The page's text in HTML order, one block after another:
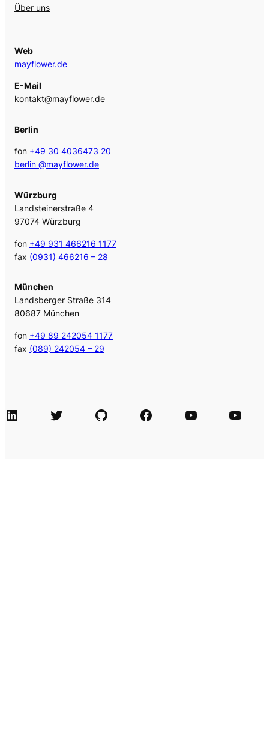
Über uns
Web
mayflower.de
E-Mail
kontakt@mayflower.de
Berlin
fon +49 30 4036473 20
berlin @mayflower.de
Würzburg
Landsteinerstraße 4
97074 Würzburg
fon +49 931 466216 1177
fax (0931) 466216 – 28
München
Landsberger Straße 314
80687 München
fon +49 89 242054 1177
fax (089) 242054 – 29
LinkedIn Twitter GitHub Facebook Agile Videos Tech-Videos